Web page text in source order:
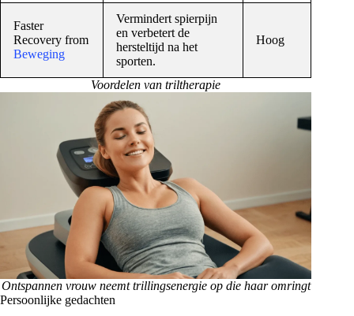
Faster
Recovery from
Beweging
Vermindert spierpijn
en verbetert de
hersteltijd na het
sporten.
Hoog
Voordelen van triltherapie
Ontspannen vrouw neemt trillingsenergie op die haar omringt
Persoonlijke gedachten